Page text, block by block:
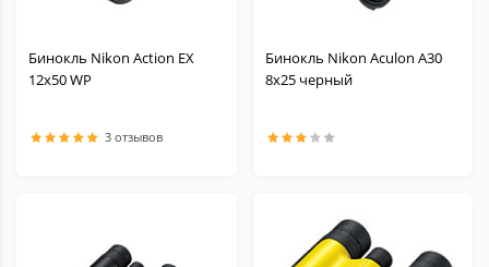
Бинокль Nikon Action EX
12x50 WP
3 отзывов
Бинокль Nikon Aculon A30
8х25 черный